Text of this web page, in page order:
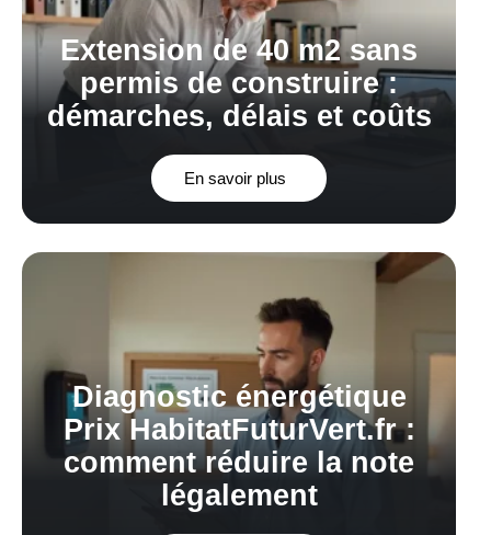
Extension de 40 m2 sans
permis de construire :
démarches, délais et coûts
En savoir plus
Diagnostic énergétique
Prix HabitatFuturVert.fr :
comment réduire la note
légalement